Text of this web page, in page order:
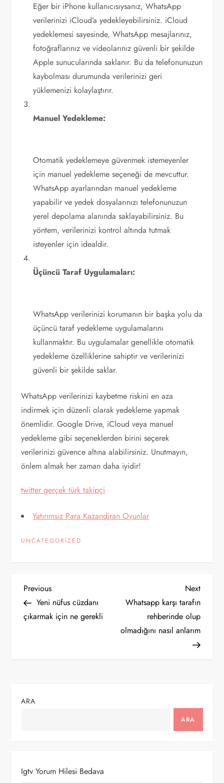
Eğer bir iPhone kullanıcısıysanız, WhatsApp
verilerinizi iCloud’a yedekleyebilirsiniz. iCloud
yedeklemesi sayesinde, WhatsApp mesajlarınız,
fotoğraflarınız ve videolarınız güvenli bir şekilde
Apple sunucularında saklanır. Bu da telefonunuzun
kaybolması durumunda verilerinizi geri
yüklemenizi kolaylaştırır.
Manuel Yedekleme:
Otomatik yedeklemeye güvenmek istemeyenler
için manuel yedekleme seçeneği de mevcuttur.
WhatsApp ayarlarından manuel yedekleme
yapabilir ve yedek dosyalarınızı telefonunuzun
yerel depolama alanında saklayabilirsiniz. Bu
yöntem, verilerinizi kontrol altında tutmak
isteyenler için idealdir.
Üçüncü Taraf Uygulamaları:
WhatsApp verilerinizi korumanın bir başka yolu da
üçüncü taraf yedekleme uygulamalarını
kullanmaktır. Bu uygulamalar genellikle otomatik
yedekleme özelliklerine sahiptir ve verilerinizi
güvenli bir şekilde saklar.
WhatsApp verilerinizi kaybetme riskini en aza
indirmek için düzenli olarak yedekleme yapmak
önemlidir. Google Drive, iCloud veya manuel
yedekleme gibi seçeneklerden birini seçerek
verilerinizi güvence altına alabilirsiniz. Unutmayın,
önlem almak her zaman daha iyidir!
twitter gerçek türk takipçi
Yatırımsız Para Kazandiran Oyunlar
UNCATEGORIZED
Y
a
e
Previous
Post
Previous
Yeni nüfus cüzdanı
çıkarmak için ne gerekli
Next
Post
Next
Whatsapp karşı tarafın
rehberinde olup
olmadığını nasıl anlarım
ARA
ARA
Igtv Yorum Hilesi Bedava